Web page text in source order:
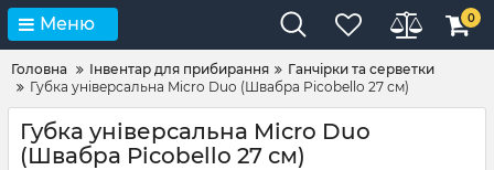
Меню 0
Головна Інвентар для прибирання
Ганчірки та серветки
Губка універсальна Micro Duo (Швабра Picobello 27 см)
Губка універсальна Micro Duo
(Швабра Picobello 27 см)